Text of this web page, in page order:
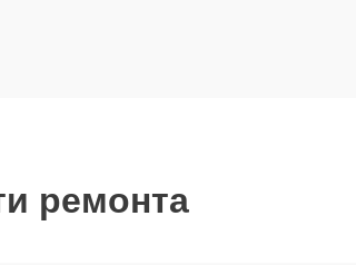
ремонта